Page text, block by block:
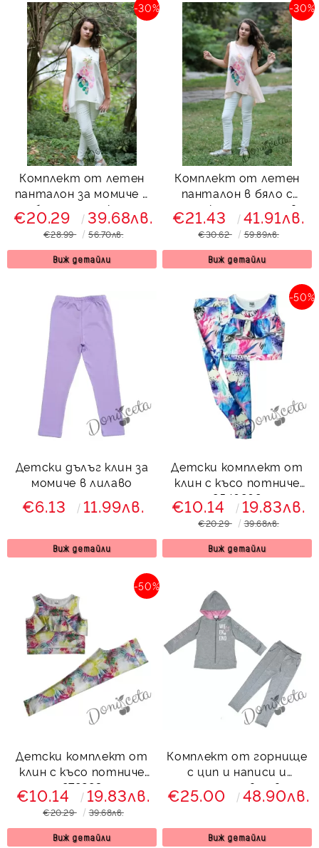
Комплект от летен
панталон за момиче в
бяло с туника с
орхидеи
-30%
€20.29 39.68лв.
€28.99 56.70лв.
Виж детайли
Комплект от летен
панталон в бяло с
туника с орхидеи в
розово
-30%
€21.43 41.91лв.
€30.62 59.89лв.
Виж детайли
Детски дълъг клин за
момиче в лилаво
€6.13 11.99лв.
Виж детайли
Детски комплект от
клин с късо потниче
8546868
-50%
€10.14 19.83лв.
€20.29 39.68лв.
Виж детайли
Детски комплект от
клин с късо потниче
878283
-50%
€10.14 19.83лв.
€20.29 39.68лв.
Виж детайли
Комплект от горнище
с цип и написи и
панталон в сиво
€25.00 48.90лв.
Виж детайли